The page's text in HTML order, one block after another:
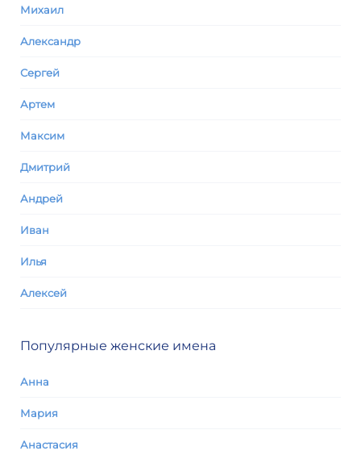
Михаил
Александр
Сергей
Артем
Максим
Дмитрий
Андрей
Иван
Илья
Алексей
Популярные женские имена
Анна
Мария
Анастасия